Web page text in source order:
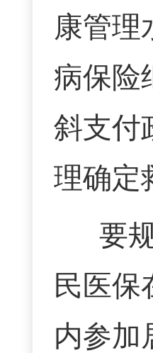
康管理
病保险
斜支付
理确定
要
民医保
内参加